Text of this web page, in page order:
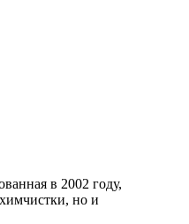
в 2002 году,
но и